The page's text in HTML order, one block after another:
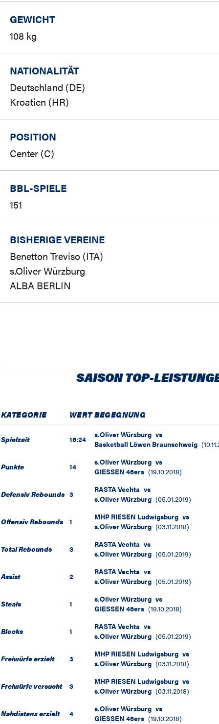
GEWICHT
108 kg
NATIONALITÄT
Deutschland (DE)
Kroatien (HR)
POSITION
Center (C)
BBL-SPIELE
151
BISHERIGE VEREINE
Benetton Treviso (ITA)
s.Oliver Würzburg
ALBA BERLIN
SAISON TOP-
KATEGORIE WERTBEGEGNUNG
Spielzeit 16:24 s.Oliver Würzburg vs
Basketball Löwen Braunschweig (
Punkte 14 s.Oliver Würzburg vs
GIESSEN 46ers (19.10.2018)
Defensiv Rebounds 3 RASTA Vechta vs
s.Oliver Würzburg (05.01.2019)
Offensiv Rebounds 1 MHP RIESEN Ludwigsburg vs
s.Oliver Würzburg (03.11.2018)
Total Rebounds 3 RASTA Vechta vs
s.Oliver Würzburg (05.01.2019)
Assist 2 RASTA Vechta vs
s.Oliver Würzburg (05.01.2019)
Steals 1 s.Oliver Würzburg vs
GIESSEN 46ers (19.10.2018)
Blocks 1 RASTA Vechta vs
s.Oliver Würzburg (05.01.2019)
Freiwürfe erzielt 3 MHP RIESEN Ludwigsburg vs
s.Oliver Würzburg (03.11.2018)
Freiwürfe versucht 3 MHP RIESEN Ludwigsburg vs
s.Oliver Würzburg (03.11.2018)
Nahdistanz erzielt 4 s.Oliver Würzburg vs
GIESSEN 46ers (19.10.2018)